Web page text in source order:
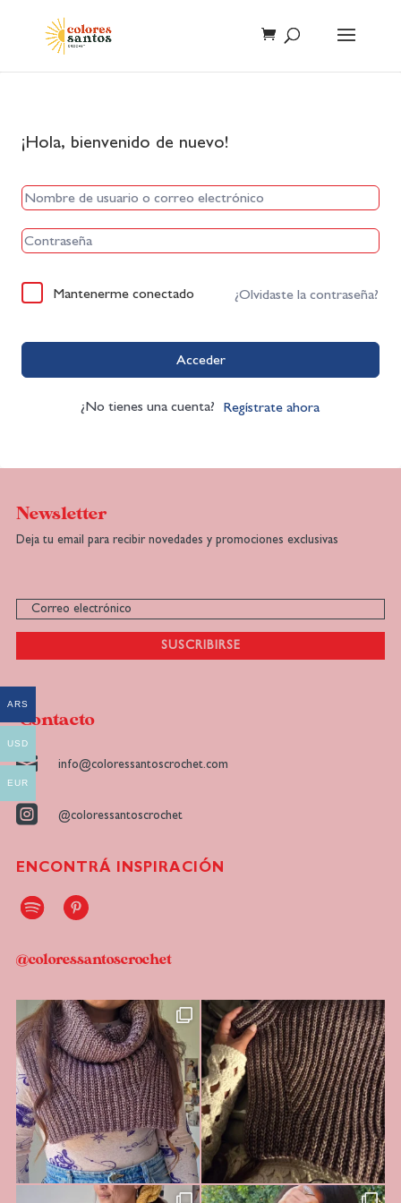
¡Hola, bienvenido de nuevo!
Mantenerme conectado ¿Olvidaste la contraseña?
Acceder
¿No tienes una cuenta? Regístrate ahora
Newsletter
Deja tu email para recibir novedades y promociones exclusivas
SUSCRIBIRSE
Contacto
 info@coloressantoscrochet.com
 @coloressantoscrochet
ENCONTRÁ INSPIRACIÓN
@coloressantoscrochet
ARS
USD
EUR